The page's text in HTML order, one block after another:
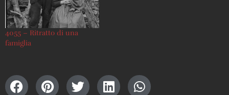
4055 – Ritratto di una
famiglia